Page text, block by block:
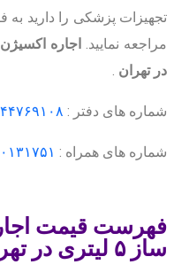
تجهیزات پزشکی را دارید
مراجعه نمایید. اجاره
در تهران
شماره های دفتر : ۴۴۷۶۹۱۰۸-۰۲۱
شماره های همراه :
فهرست قیمت
ساز ۵ لیتری در تهران و دیگر شهر ها